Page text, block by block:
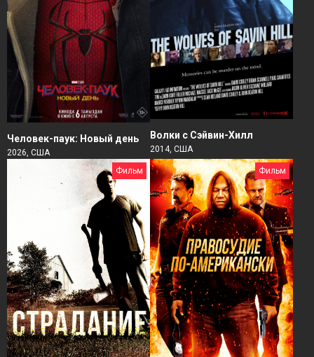
Человек-паук: Новый день
2026, США
Волки с Сэйвин-Хилл
2014, США
Фильм Фильм